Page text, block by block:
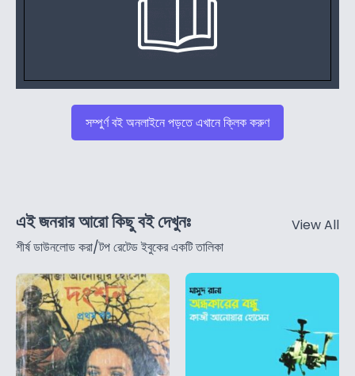
সম্পুর্ণ বই অনলাইনে পড়তে এখানে ক্লিক করুণ
এই জনরার আরো কিছু বই দেখুনঃ
শীর্ষ ডাউনলোড করা/টপ রেটেড ইবুকের একটি তালিকা
View All